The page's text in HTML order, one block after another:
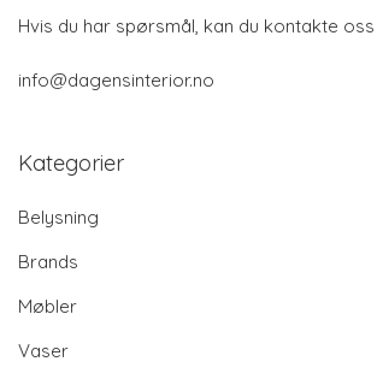
Hvis du har spørsmål, kan du kontakte
info@dagensinterior.no
Kategorier
Belysning
Brands
Møbler
Vaser